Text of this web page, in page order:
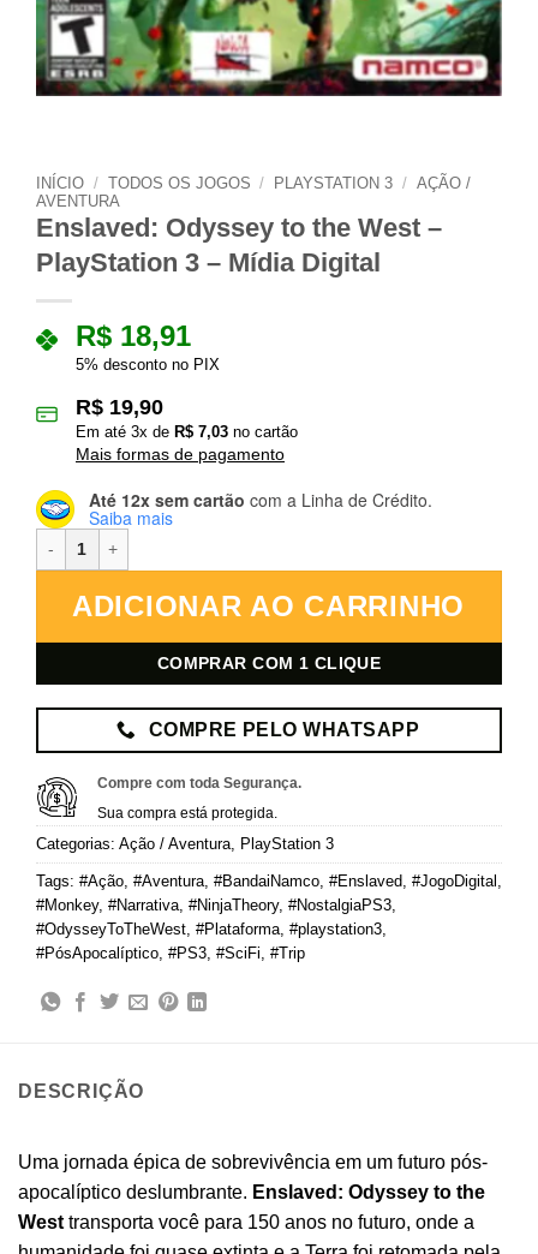
INÍCIO / TODOS OS JOGOS / PLAYSTATION 3 / AÇÃO /
AVENTURA
Enslaved: Odyssey to the West –
PlayStation 3 – Mídia Digital
R$ 18,91
5% desconto no PIX
R$ 19,90
Em até 3x de R$ 7,03 no cartão
Mais formas de pagamento
Até 12x sem cartão com a Linha de Crédito.
Saiba mais
ADICIONAR AO CARRINHO
COMPRAR COM 1 CLIQUE
COMPRE PELO WHATSAPP
Compre com toda Segurança.
Sua compra está protegida.
Categorias: Ação / Aventura PlayStation 3
Tags: #Ação #Aventura #BandaiNamco #Enslaved #JogoDigital
#Monkey, #Narrativa #NinjaTheory, #NostalgiaPS3
#OdysseyToTheWest #Plataforma #playstation3
#PósApocalíptico #PS3 #SciFi #Trip
DESCRIÇÃO
Uma jornada épica de sobrevivência em um futuro pós-
apocalíptico deslumbrante. Enslaved: Odyssey to the
Westtransporta você para 150 anos no futuro, onde a